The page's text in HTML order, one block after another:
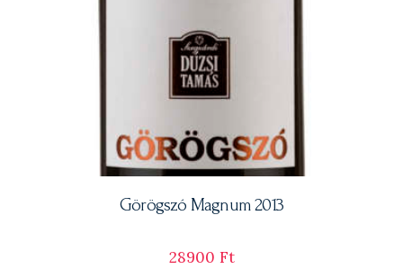
Görögszó Magnum 2013
28900 Ft